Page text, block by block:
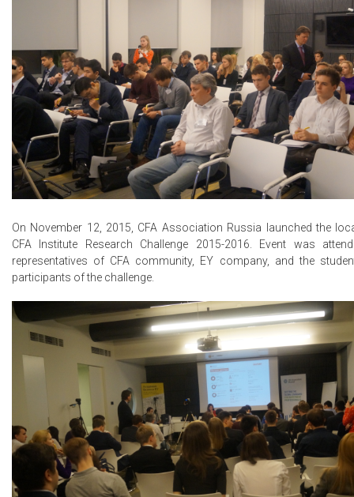
On November 12, 2015, CFA Association Russia launched the
CFA Institute Research Challenge 2015-2016. Event was
representatives of CFA community, EY company, and the
participants of the challenge.